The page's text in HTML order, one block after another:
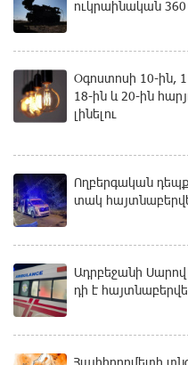
ուկրաինական
Օգոստոսի 10-ին,
18-ին և 20-ին
լինելու
Ողբերգական
տակ
Ադրբեջանի
դի է
Հայհիդրոմետի